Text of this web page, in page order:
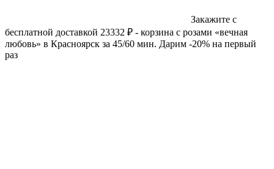
Закажите с
бесплатной доставкой 23332 ₽ - корзина с розами «вечная
любовь» в Красноярск за 45/60 мин. Дарим -20% на первый
раз